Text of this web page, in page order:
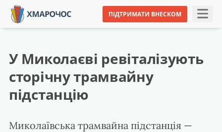
ПІДТРИМАТИ ВНЕСКОМ
У Миколаєві ревіталізують
сторічну трамвайну
підстанцію
Миколаївська трамвайна підстанція —